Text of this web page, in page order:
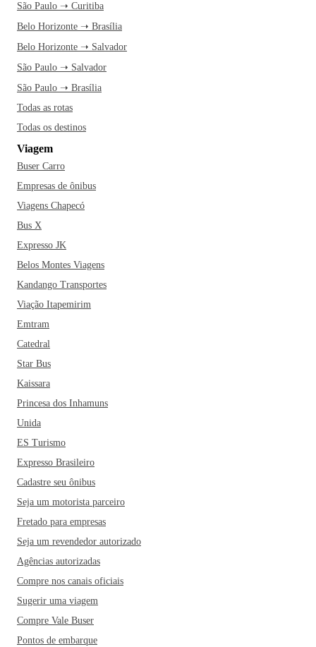
São Paulo ➝ Curitiba
Belo Horizonte ➝ Brasília
Belo Horizonte ➝ Salvador
São Paulo ➝ Salvador
São Paulo ➝ Brasília
Todas as rotas
Todas os destinos
Viagem
Buser Carro
Empresas de ônibus
Viagens Chapecó
Bus X
Expresso JK
Belos Montes Viagens
Kandango Transportes
Viação Itapemirim
Emtram
Catedral
Star Bus
Kaissara
Princesa dos Inhamuns
Unida
ES Turismo
Expresso Brasileiro
Cadastre seu ônibus
Seja um motorista parceiro
Fretado para empresas
Seja um revendedor autorizado
Agências autorizadas
Compre nos canais oficiais
Sugerir uma viagem
Compre Vale Buser
Pontos de embarque